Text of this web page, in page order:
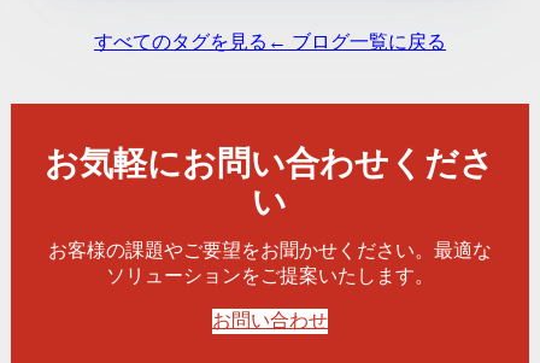
すべてのタグを見る ← ブログ一覧に戻る
お気軽にお問い合わせくださ
い
お客様の課題やご要望をお聞かせください。最適な
ソリューションをご提案いたします。
お問い合わせ